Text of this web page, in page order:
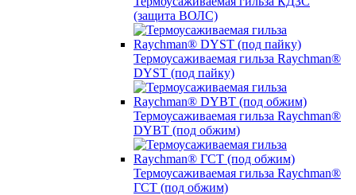
(защита ВОЛС)
Термоусаживаемая гильза Raychman®
DYST (под пайку)
Термоусаживаемая гильза Raychman®
DYBT (под обжим)
Термоусаживаемая гильза Raychman®
ГСТ (под обжим)